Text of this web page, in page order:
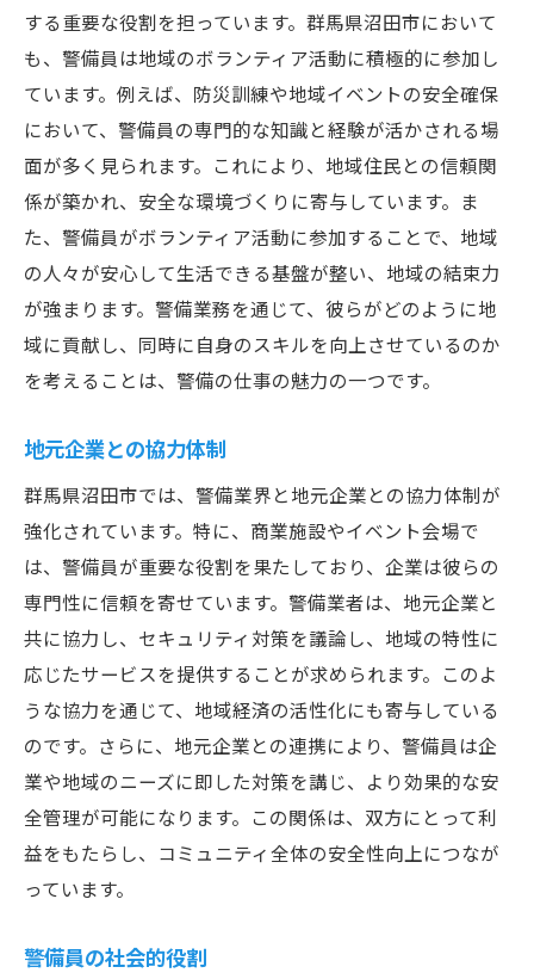
する重要な役割を担っています。群馬県沼田市において
も、警備員は地域のボランティア活動に積極的に参加し
ています。例えば、防災訓練や地域イベントの安全確保
において、警備員の専門的な知識と経験が活かされる場
面が多く見られます。これにより、地域住民との信頼関
係が築かれ、安全な環境づくりに寄与しています。ま
た、警備員がボランティア活動に参加することで、地域
の人々が安心して生活できる基盤が整い、地域の結束力
が強まります。警備業務を通じて、彼らがどのように地
域に貢献し、同時に自身のスキルを向上させているのか
を考えることは、警備の仕事の魅力の一つです。
地元企業との協力体制
群馬県沼田市では、警備業界と地元企業との協力体制が
強化されています。特に、商業施設やイベント会場で
は、警備員が重要な役割を果たしており、企業は彼らの
専門性に信頼を寄せています。警備業者は、地元企業と
共に協力し、セキュリティ対策を議論し、地域の特性に
応じたサービスを提供することが求められます。このよ
うな協力を通じて、地域経済の活性化にも寄与している
のです。さらに、地元企業との連携により、警備員は企
業や地域のニーズに即した対策を講じ、より効果的な安
全管理が可能になります。この関係は、双方にとって利
益をもたらし、コミュニティ全体の安全性向上につなが
っています。
警備員の社会的役割